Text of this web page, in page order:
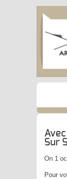
Sur
On 1
Pour